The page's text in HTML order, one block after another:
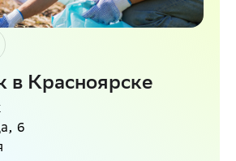
в Красноярске
6